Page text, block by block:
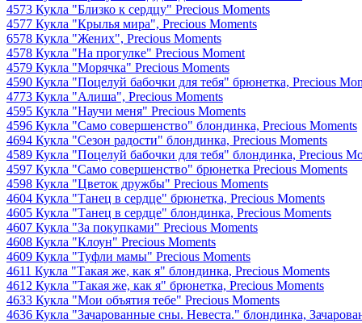
4573 Кукла "Близко к сердцу" Precious Moments
4577 Кукла "Крылья мира", Precious Moments
6578 Кукла "Жених", Precious Moments
4578 Кукла "На прогулке" Precious Moment
4579 Кукла "Морячка" Precious Moments
4590 Кукла "Поцелуй бабочки для тебя" брюнетка, Precious
4773 Кукла "Алиша", Precious Moments
4595 Кукла "Научи меня" Precious Moments
4596 Кукла "Само совершенство" блондинка, Precious Moments
4694 Кукла "Сезон радости" блондинка, Precious Moments
4589 Кукла "Поцелуй бабочки для тебя" блондинка, Precious
4597 Кукла "Само совершенство" брюнетка Precious Moments
4598 Кукла "Цветок дружбы" Precious Moments
4604 Кукла "Танец в сердце" брюнетка, Precious Moments
4605 Кукла "Танец в сердце" блондинка, Precious Moments
4607 Кукла "За покупками" Precious Moments
4608 Кукла "Клоун" Precious Moments
4609 Кукла "Туфли мамы" Precious Moments
4611 Кукла "Такая же, как я" блондинка, Precious Moments
4612 Кукла "Такая же, как я" брюнетка, Precious Moments
4633 Кукла "Мои объятия тебе" Precious Moments
4636 Кукла "Зачарованные сны. Невеста." блондинка,